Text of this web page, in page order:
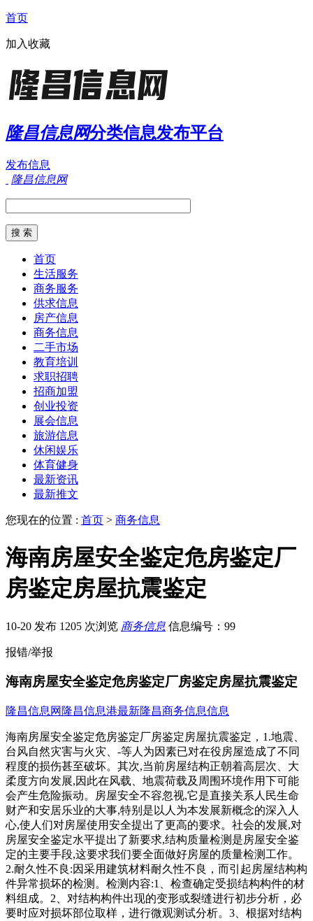
首页
加入收藏
隆昌信息网分类信息发布平台
发布信息
隆昌信息网
首页
生活服务
商务服务
供求信息
房产信息
商务信息
二手市场
教育培训
求职招聘
招商加盟
创业投资
展会信息
旅游信息
休闲娱乐
体育健身
最新资讯
最新推文
您现在的位置 : 首页 > 商务信息
海南房屋安全鉴定危房鉴定厂
房鉴定房屋抗震鉴定
10-20 发布 1205 次浏览 商务信息 信息编号：99
报错/举报
海南房屋安全鉴定危房鉴定厂房鉴定房屋抗震鉴定
隆昌信息网 隆昌信息港最新隆昌商务信息信息
海南房屋安全鉴定危房鉴定厂房鉴定房屋抗震鉴定，1.地震、
台风自然灾害与火灾、-等人为因素已对在役房屋造成了不同
程度的损伤甚至破坏。其次,当前房屋结构正朝着高层次、大
柔度方向发展,因此在风载、地震荷载及周围环境作用下可能
会产生危险振动。房屋安全不容忽视,它是直接关系人民生命
财产和安居乐业的大事,特别是以人为本发展新概念的深入人
心,使人们对房屋使用安全提出了更高的要求。社会的发展,对
房屋安全鉴定水平提出了新要求,结构质量检测是房屋安全鉴
定的主要手段,这要求我们要全面做好房屋的质量检测工作。
2.耐久性不良:因采用建筑材料耐久性不良，而引起房屋结构构
件异常损坏的检测。检测内容:1、检查确定受损结构构件的材
料组成。2、对结构构件出现的变形或裂缝进行初步分析，必
要时应对损坏部位取样，进行微观测试分析。3、根据对结构